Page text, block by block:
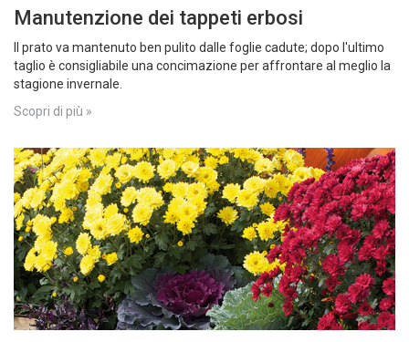
Manutenzione dei tappeti erbosi
Il prato va mantenuto ben pulito dalle foglie cadute; dopo l'ultimo
taglio è consigliabile una concimazione per affrontare al meglio la
stagione invernale.
Scopri di più »